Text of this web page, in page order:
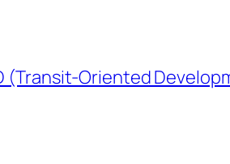
(Transit-Oriented